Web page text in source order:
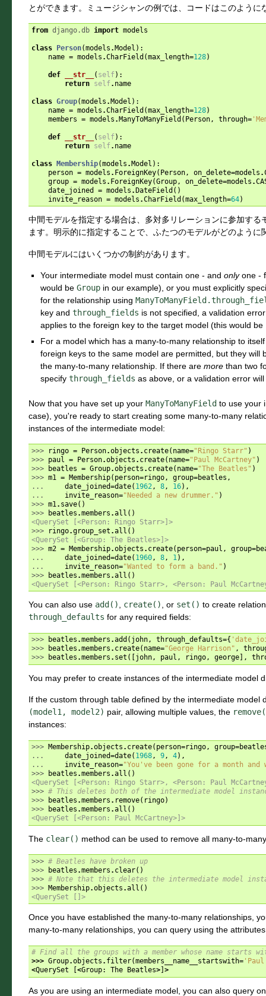
とができます。ミュージシャンの例では、コードはこのように
from django.db import models
class Person(models .Model ):
name = models .CharField (max_length=128)
def __str__ ( self):
return self. name
class Group(models .Model ):
name = models .CharField (max_length=128)
members = models .ManyToManyField ( Person, through=
def __str__ ( self):
return self. name
class Membership(models .Model ):
person = models . ForeignKey( Person, on_delete=models .
group = models . ForeignKey(Group, on_delete=models .
date_joined
= models .DateField ()
invite_reason = models .CharField (max_length=64)
中間モデルを指定する場合は、多対多リレーションに参加す
ます。明示的に指定することで、ふたつのモデルがどのように
中間モデルにはいくつかの制約があります。
Your intermediate model must contain one - and onlyone -
would be Group in our example), or you must explicitly
for the relationship using
key and through_fields is not specified, a validation
applies to the foreign key to the target model (this would be
For a model which has a many-to-many relationship to
foreign keys to the same model are permitted, but they will
the many-to-many relationship. If there are more than two
specify through_fields as above, or a validation error
Now that you have set up your ManyToManyField to use your
case), you're ready to start creating some many-to-many
instances of the intermediate model:
>>> ringo = Person.objects . create( name="Ringo Starr" )
>>> paul = Person.objects . create( name="Paul McCartney" )
>>>
beatles = Group.objects . create( name="The Beatles" )
>>> m1 = Membership( person=ringo, group=beatles ,
...
date_joined=date( 1962 , 8, 16),
...
invite_reason="Needed a new drummer." )
>>> m1 . save()
>>>
beatles .members .all ()
<QuerySet [<Person: Ringo Starr>]>
>>>
ringo.group_set .all ()
<QuerySet [<Group: The Beatles>]>
>>> m2 = Membership.objects . create( person=paul , group=
...
date_joined=date( 1960, 8, 1 ),
...
invite_reason="Wanted to form a band." )
>>>
beatles .members .all ()
<QuerySet [<Person: Ringo Starr>, <Person: Paul
You can also use add(), create(), or set() to create
through_defaults for any required fields:
>>> beatles .members .add ( john, through_defaults={
>>>
beatles .members . create( name="George Harrison" ,
>>>
beatles .members . set ([ john, paul , ringo, george],
You may prefer to create instances of the intermediate model
If the custom through table defined by the intermediate model
(model1,
model2) pair, allowing multiple values, the
instances:
>>> Membership.objects . create( person=ringo, group=
...
date_joined=date( 1968, 9, 4),
...
invite_reason="You've been gone for a month and
>>>
beatles .members .all ()
<QuerySet [<Person: Ringo Starr>, <Person: Paul
>>> # This deletes both of the intermediate model
>>>
beatles .members . remove( ringo)
>>>
beatles .members .all ()
<QuerySet [<Person: Paul McCartney>]>
The clear() method can be used to remove all many-to-
>>> # Beatles have broken up
>>>
beatles .members . clear()
>>> # Note that this deletes the intermediate model
>>> Membership.objects .all ()
<QuerySet []>
Once you have established the many-to-many relationships,
many-to-many relationships, you can query using the
# Find all the groups with a member whose name starts
>>> Group.objects . filter(members__name__startswith=
<QuerySet <Group: The Beatles>] >
As you are using an intermediate model, you can also query